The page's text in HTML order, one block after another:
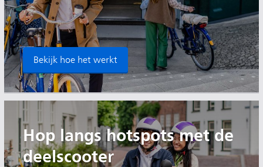
Bekijk hoe het werkt
Hop langs hotspots met de
deelscooter